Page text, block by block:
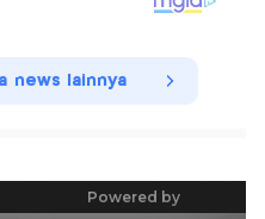
news lainnya